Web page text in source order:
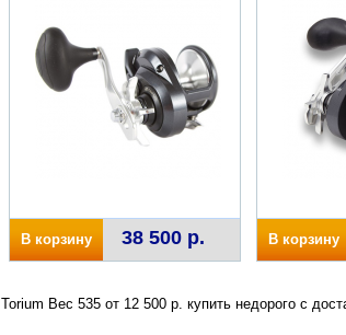
В корзину 38 500 р. В корзину
Torium Вес 535 от 12 500 р. купить недорого с